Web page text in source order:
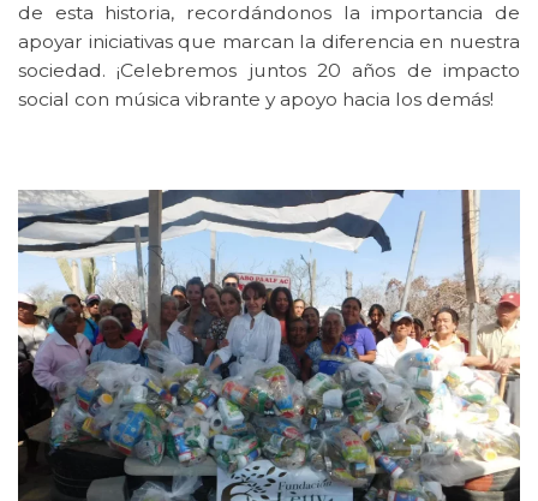
de esta historia, recordándonos la importancia de
apoyar iniciativas que marcan la diferencia en nuestra
sociedad. ¡Celebremos juntos 20 años de impacto
social con música vibrante y apoyo hacia los demás!